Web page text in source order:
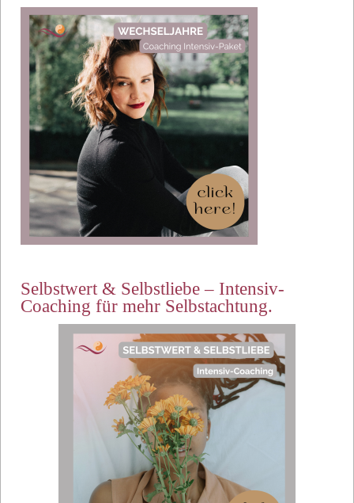
Selbstwert & Selbstliebe – Intensiv-
Coaching für mehr Selbstachtung.